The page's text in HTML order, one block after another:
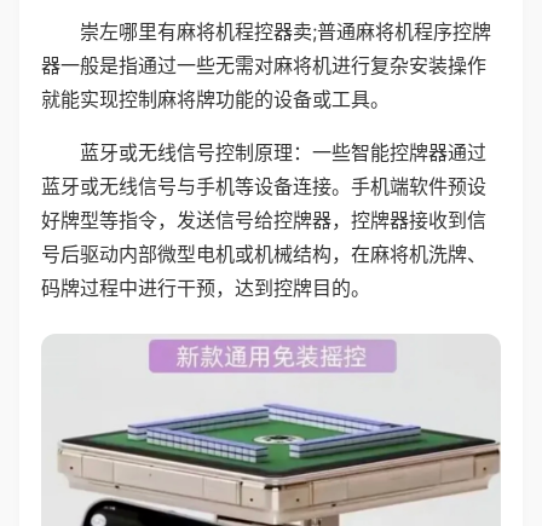
崇左哪里有麻将机程控器卖;普通麻将机程序控牌
器一般是指通过一些无需对麻将机进行复杂安装操作
就能实现控制麻将牌功能的设备或工具。
蓝牙或无线信号控制原理：一些智能控牌器通过
蓝牙或无线信号与手机等设备连接。手机端软件预设
好牌型等指令，发送信号给控牌器，控牌器接收到信
号后驱动内部微型电机或机械结构，在麻将机洗牌、
码牌过程中进行干预，达到控牌目的。